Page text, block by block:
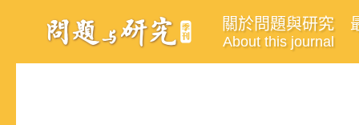
關於問題與研究
About this journal